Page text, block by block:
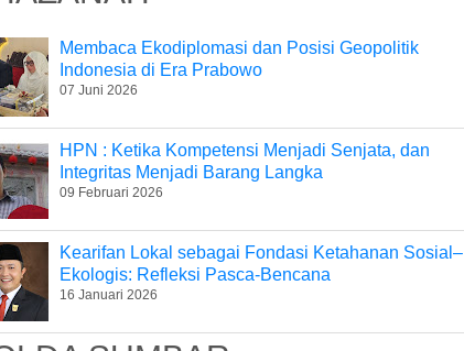
Membaca Ekodiplomasi dan Posisi Geopolitik
Indonesia di Era Prabowo
07 Juni 2026
HPN : Ketika Kompetensi Menjadi Senjata, dan
Integritas Menjadi Barang Langka
09 Februari 2026
Kearifan Lokal sebagai Fondasi Ketahanan Sosial–
Ekologis: Refleksi Pasca-Bencana
16 Januari 2026